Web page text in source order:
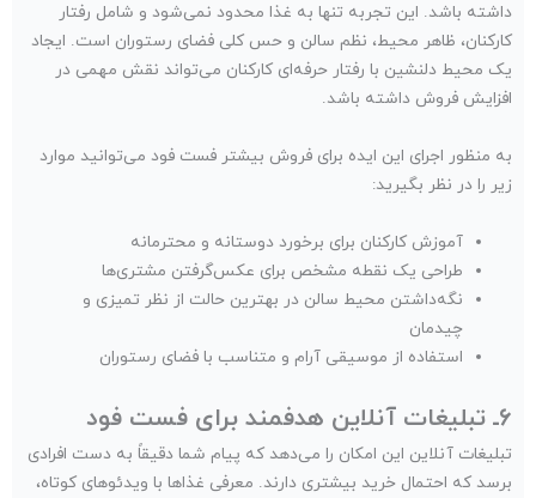
داشته باشد. این تجربه تنها به غذا محدود نمی‌شود و شامل رفتار
کارکنان، ظاهر محیط، نظم سالن و حس کلی فضای رستوران است. ایجاد
یک محیط دلنشین با رفتار حرفه‌ای کارکنان می‌تواند نقش مهمی در
افزایش فروش داشته باشد.
به منظور اجرای این ایده برای فروش بیشتر فست فود می‌توانید موارد
زیر را در نظر بگیرید:
آموزش کارکنان برای برخورد دوستانه و محترمانه
طراحی یک نقطه مشخص برای عکس‌گرفتن مشتری‌ها
نگه‌داشتن محیط سالن در بهترین حالت از نظر تمیزی و
چیدمان
استفاده از موسیقی آرام و متناسب با فضای رستوران
۶ـ تبلیغات آنلاین هدفمند برای فست فود
تبلیغات آنلاین این امکان را می‌دهد که پیام شما دقیقاً به دست افرادی
برسد که احتمال خرید بیشتری دارند. معرفی غذاها با ویدئوهای کوتاه،